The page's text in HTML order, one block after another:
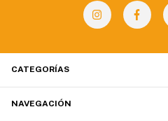
CATEGORÍAS
NAVEGACIÓN